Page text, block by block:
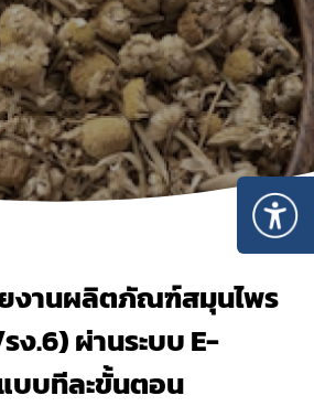
งานผลิตภัณฑ์สมุนไพร
ง.6) ผ่านระบบ E-
บบทีละขั้นตอน